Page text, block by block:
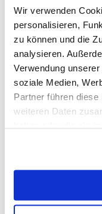
Wir verwenden
personalisieren,
zu können und die
analysieren.
Verwendung
soziale Medien,
Partner führen
weiteren Daten